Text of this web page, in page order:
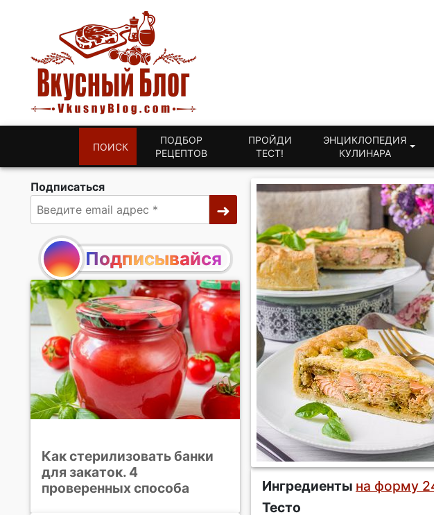
ПОИСК
ПОДБОР
РЕЦЕПТОВ
ПРОЙДИ
ТЕСТ!
ЭНЦИКЛОПЕДИЯ
КУЛИНАРА
Ингредиенты на форму
Тесто
Подписаться
Подписывайся
Как стерилизовать банки
для закаток. 4
проверенных способа